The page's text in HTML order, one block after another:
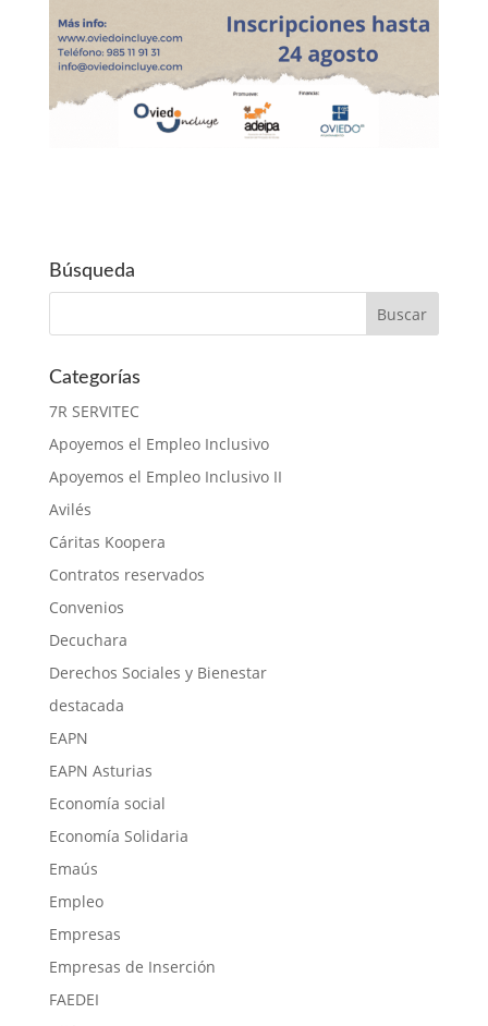
Búsqueda
Categorías
7R SERVITEC
Apoyemos el Empleo Inclusivo
Apoyemos el Empleo Inclusivo II
Avilés
Cáritas Koopera
Contratos reservados
Convenios
Decuchara
Derechos Sociales y Bienestar
destacada
EAPN
EAPN Asturias
Economía social
Economía Solidaria
Emaús
Empleo
Empresas
Empresas de Inserción
FAEDEI